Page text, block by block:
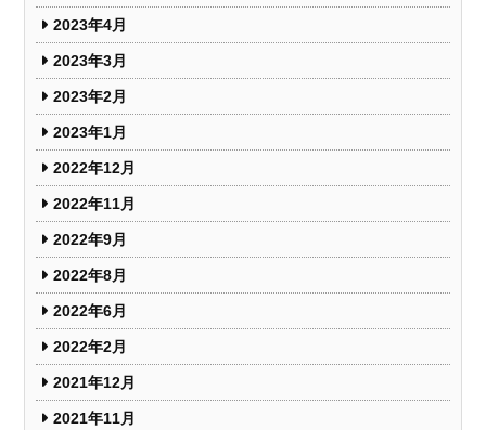
2023年4月
2023年3月
2023年2月
2023年1月
2022年12月
2022年11月
2022年9月
2022年8月
2022年6月
2022年2月
2021年12月
2021年11月